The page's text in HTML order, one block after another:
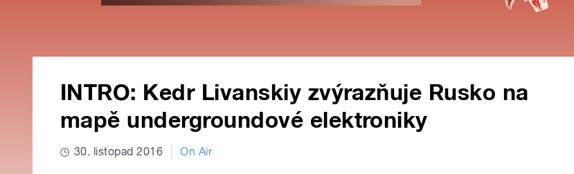
INTRO: Kedr Livanskiy zvýrazňuje Rusko na
mapě undergroundové elektroniky
30. listopad 2016 On Air